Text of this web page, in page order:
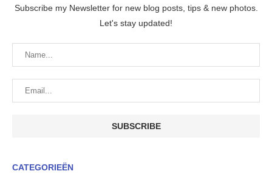
Subscribe my Newsletter for new blog posts, tips & new photos.
Let's stay updated!
CATEGORIEËN